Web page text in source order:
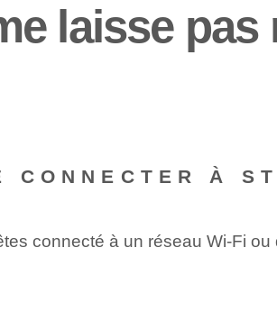
laisse pas
À
connecté à un réseau Wi-Fi